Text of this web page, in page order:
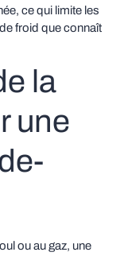
ce qui limite les
froid que connaît
la
une
ou au gaz, une